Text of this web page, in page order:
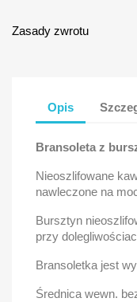
Zasady zwrotu
Opis
Bransoleta z
Nieoszlifowane
nawleczone na
Bursztyn
przy
Bransoletka jest
Średnica wewn.